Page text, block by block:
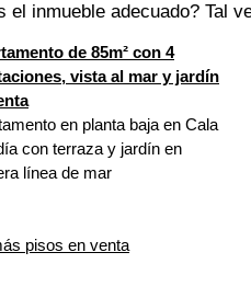
el inmueble adecuado? Tal
de 85m² con 4
vista al mar y jardín
en planta baja en Cala
con terraza y jardín en
línea de mar
pisos en venta